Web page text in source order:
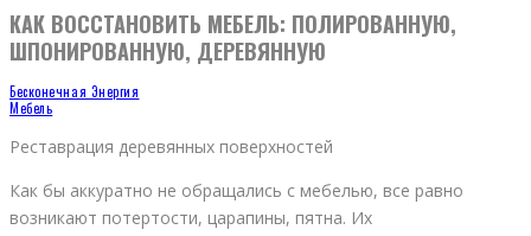
КАК ВОССТАНОВИТЬ МЕБЕЛЬ: ПОЛИРОВАННУЮ,
ШПОНИРОВАННУЮ, ДЕРЕВЯННУЮ
Бесконечная Энергия
Мебель
Реставрация деревянных поверхностей
Как бы аккуратно не обращались с мебелью, все равно
возникают потертости, царапины, пятна. Их